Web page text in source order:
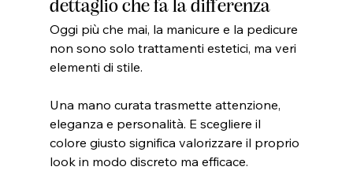
dettaglio che fa la differenza
Oggi più che mai, la manicure e la pedicure
non sono solo trattamenti estetici, ma veri
elementi di stile.
Una mano curata trasmette attenzione,
eleganza e personalità. E scegliere il
colore giusto significa valorizzare il proprio
look in modo discreto ma efficace.